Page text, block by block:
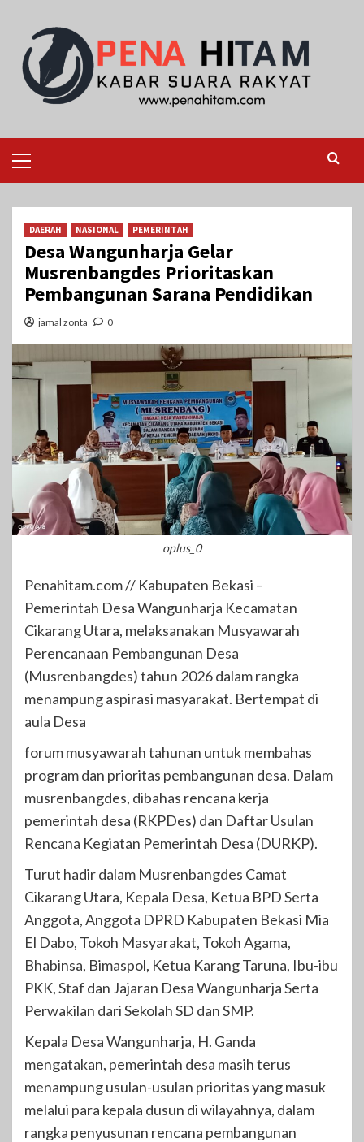
content
Menu
DAERAH NASIONAL PEMERINTAH
Desa Wangunharja Gelar
Musrenbangdes Prioritaskan
Pembangunan Sarana Pendidikan
jamal zonta 0
oplus_0
Penahitam.com // Kabupaten Bekasi –
Pemerintah Desa Wangunharja Kecamatan
Cikarang Utara, melaksanakan Musyawarah
Perencanaan Pembangunan Desa
(Musrenbangdes) tahun 2026 dalam rangka
menampung aspirasi masyarakat. Bertempat di
aula Desa
forum musyawarah tahunan untuk membahas
program dan prioritas pembangunan desa. Dalam
musrenbangdes, dibahas rencana kerja
pemerintah desa (RKPDes) dan Daftar Usulan
Rencana Kegiatan Pemerintah Desa (DURKP).
Turut hadir dalam Musrenbangdes Camat
Cikarang Utara, Kepala Desa, Ketua BPD Serta
Anggota, Anggota DPRD Kabupaten Bekasi Mia
El Dabo, Tokoh Masyarakat, Tokoh Agama,
Bhabinsa, Bimaspol, Ketua Karang Taruna, Ibu-ibu
PKK, Staf dan Jajaran Desa Wangunharja Serta
Perwakilan dari Sekolah SD dan SMP.
Kepala Desa Wangunharja, H. Ganda
mengatakan, pemerintah desa masih terus
menampung usulan-usulan prioritas yang masuk
melalui para kepala dusun di wilayahnya, dalam
rangka penyusunan rencana pembangunan